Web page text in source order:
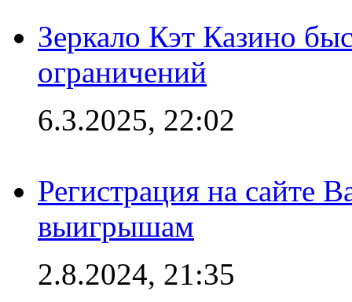
Зеркало Кэт Казино
ограничений
6.3.2025, 22:02
Регистрация на сайте
выигрышам
2.8.2024, 21:35